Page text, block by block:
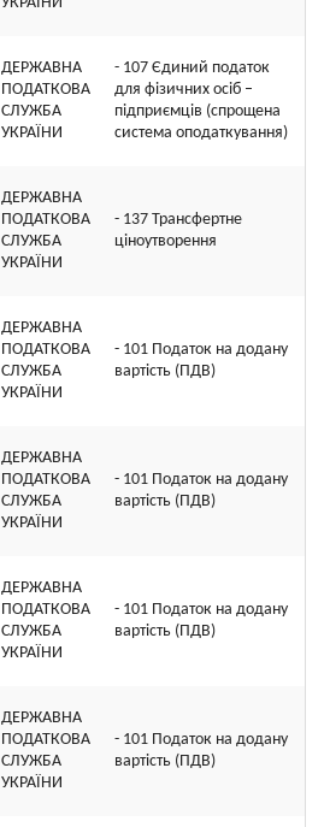
ДЕРЖАВНА
ПОДАТКОВА
СЛУЖБА
УКРАЇНИ
- 107 Єдиний податок
для фізичних осіб –
підприємців (спрощена
система оподаткування)
ДЕРЖАВНА
ПОДАТКОВА
СЛУЖБА
УКРАЇНИ
- 137 Трансфертне
ціноутворення
ДЕРЖАВНА
ПОДАТКОВА
СЛУЖБА
УКРАЇНИ
- 101 Податок на додану
вартість (ПДВ)
ДЕРЖАВНА
ПОДАТКОВА
СЛУЖБА
УКРАЇНИ
- 101 Податок на додану
вартість (ПДВ)
ДЕРЖАВНА
ПОДАТКОВА
СЛУЖБА
УКРАЇНИ
- 101 Податок на додану
вартість (ПДВ)
ДЕРЖАВНА
ПОДАТКОВА
СЛУЖБА
УКРАЇНИ
- 101 Податок на додану
вартість (ПДВ)